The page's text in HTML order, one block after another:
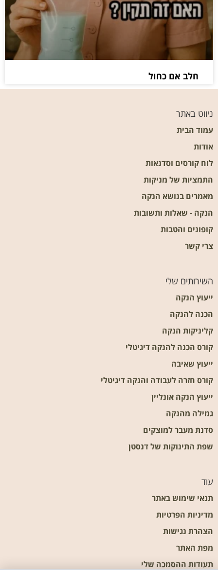
חלב אם כחול
ניווט באתר
עמוד הבית
אודות
לוח קורסים וסדנאות
התמציות של מניקות
מאמרים בנושא הנקה
הנקה - שאלות ותשובות
קופונים והטבות
צרי קשר
השירותים שלי
ייעוץ הנקה
הכנה להנקה
קליניקות הנקה
קורס הכנה להנקה דיגיטלי
ייעוץ שאיבה
קורס חזרה לעבודה והנקה דיגיטלי
ייעוץ הנקה אונליין
גמילה מהנקה
סדנת מעבר למוצקים
שפת התינוקות של דנסטן
עוד
תנאי שימוש באתר
מדיניות הפרטיות
הצהרת נגישות
מפת האתר
תעודות ההסמכה שלי